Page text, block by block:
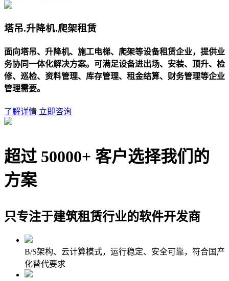
塔吊.升降机.爬架租赁
面向塔吊、升降机、施工电梯、爬架等设备租赁企业，提供业
务协同一体化解决方案。可满足设备进出场、安装、顶升、检
修、巡检、资料管理、库存管理、租金结算、财务管理等企业
管理需要。
了解详情 立即咨询
超过 50000+ 客户选择我们的
方案
只专注于建筑租赁行业的软件开发商
B/S架构、云计算模式，运行稳定、安全可靠，符合国产
化替代要求